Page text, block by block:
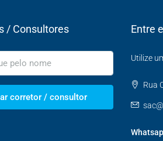
/ Consultores
corretor / consultor
Entre
Utilize
Rua